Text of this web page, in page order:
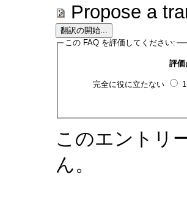
Propose a
この FAQ を評価してください:
評価
完全に役に立たない
このエントリ
ん。